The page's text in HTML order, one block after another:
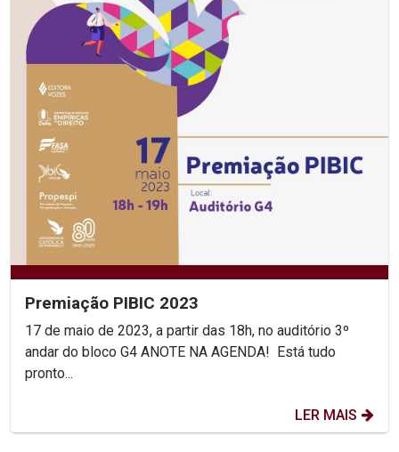
Premiação PIBIC 2023
17 de maio de 2023, a partir das 18h, no auditório 3º
andar do bloco G4 ANOTE NA AGENDA! Está tudo
pronto...
LER MAIS